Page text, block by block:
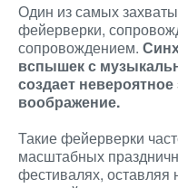
Один из самых
фейерверки,
сопровождением.
вспышек с
создает
воображение.
Такие фейерверки
масштабных
фестивалях,